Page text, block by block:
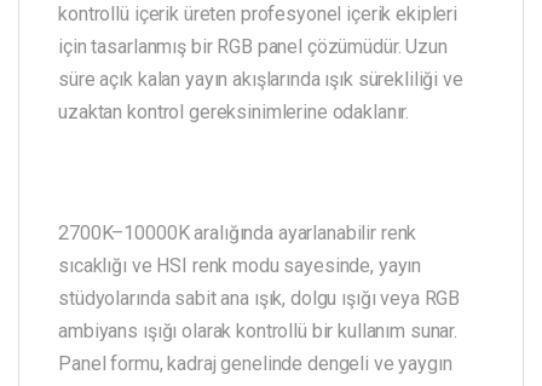
kontrollü içerik üreten profesyonel içerik ekipleri
için tasarlanmış bir RGB panel çözümüdür. Uzun
süre açık kalan yayın akışlarında ışık sürekliliği ve
uzaktan kontrol gereksinimlerine odaklanır.
2700K–10000K aralığında ayarlanabilir renk
sıcaklığı ve HSI renk modu sayesinde, yayın
stüdyolarında sabit ana ışık, dolgu ışığı veya RGB
ambiyans ışığı olarak kontrollü bir kullanım sunar.
Panel formu, kadraj genelinde dengeli ve yaygın